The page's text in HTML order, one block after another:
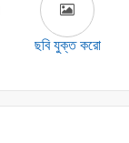
ছবি যুক্ত করো